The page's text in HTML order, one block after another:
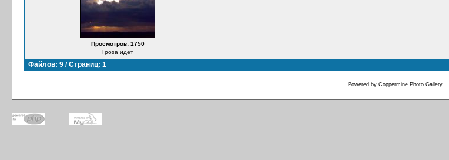
Просмотров: 1750
Гроза идёт
Файлов: 9 / Страниц: 1
Powered by Coppermine Photo Gallery